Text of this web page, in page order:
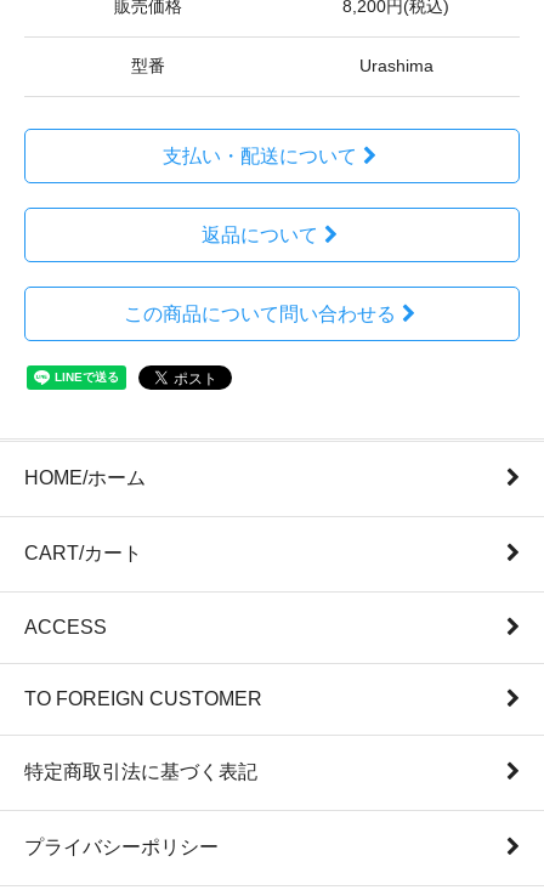
販売価格 8,200円(税込)
型番 Urashima
支払い・配送について
返品について
この商品について問い合わせる
HOME/ホーム
CART/カート
ACCESS
TO FOREIGN CUSTOMER
特定商取引法に基づく表記
プライバシーポリシー